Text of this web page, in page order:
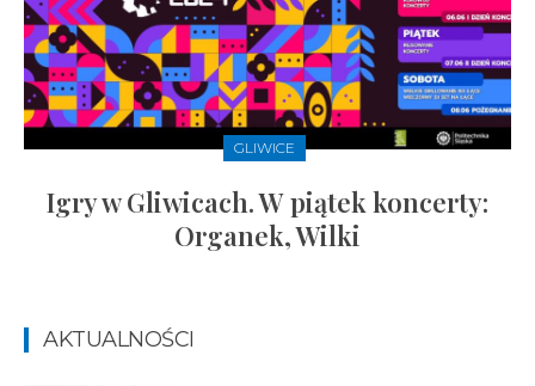
GLIWICE
Igry w Gliwicach. W piątek koncerty:
Organek, Wilki
AKTUALNOŚCI